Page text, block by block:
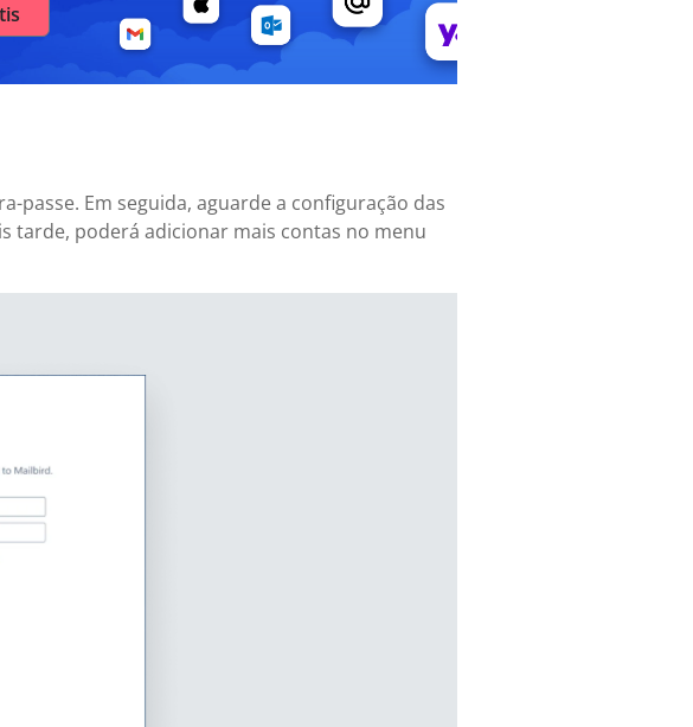
passe. Em seguida, aguarde a configuração das
tarde, poderá adicionar mais contas no menu